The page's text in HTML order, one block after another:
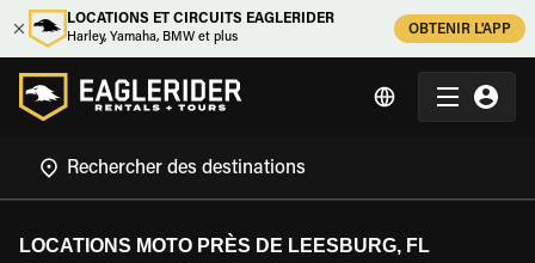
LOCATIONS ET CIRCUITS EAGLERIDER
Harley, Yamaha, BMW et plus
OBTENIR L'APP
LOCATIONS MOTO PRÈS DE LEESBURG, FL